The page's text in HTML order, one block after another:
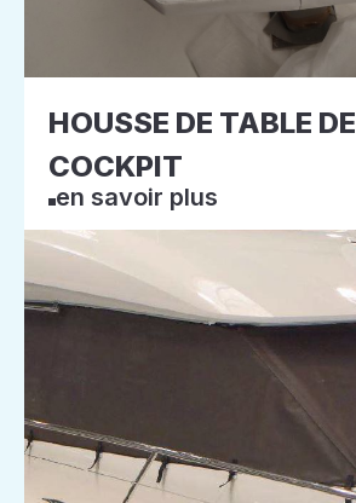
HOUSSE DE TABLE DE
COCKPIT
en savoir plus